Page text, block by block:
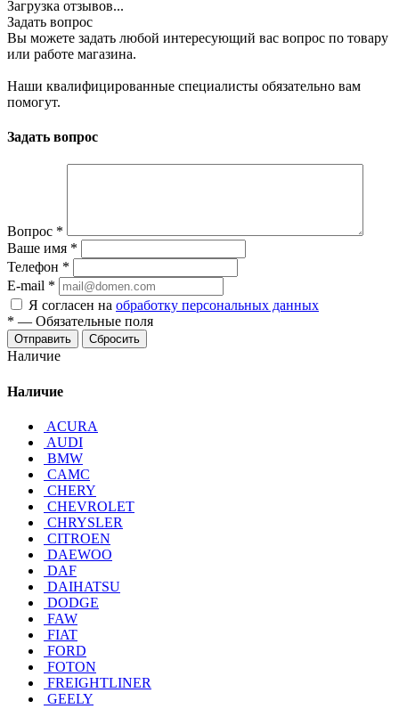
Загрузка отзывов...
Задать вопрос
Вы можете задать любой интересующий вас вопрос по товару
или работе магазина.
Наши квалифицированные специалисты обязательно вам
помогут.
Задать вопрос
Вопрос *
Ваше имя *
Телефон *
E-mail *
Я согласен на обработку персональных данных
* — Обязательные поля
Отправить Сбросить
Наличие
Наличие
ACURA
AUDI
BMW
CAMC
CHERY
CHEVROLET
CHRYSLER
CITROEN
DAEWOO
DAF
DAIHATSU
DODGE
FAW
FIAT
FORD
FOTON
FREIGHTLINER
GEELY